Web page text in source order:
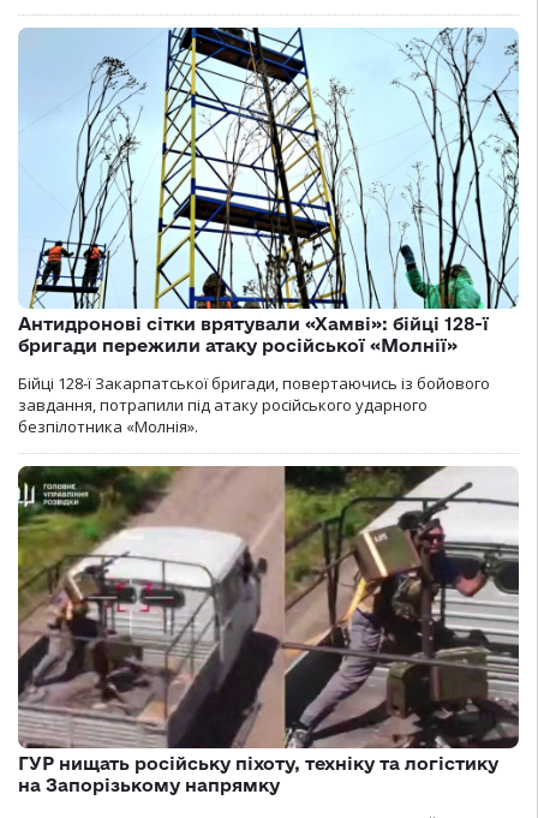
Антидронові сітки врятували «Хамві»: бійці 128-ї
бригади пережили атаку російської «Молнії»
Бійці 128-ї Закарпатської бригади, повертаючись із бойового
завдання, потрапили під атаку російського ударного
безпілотника «Молнія».
ГУР нищать російську піхоту, техніку та логістику
на Запорізькому напрямку